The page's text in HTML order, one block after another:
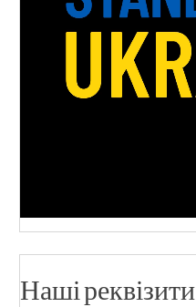
Наші реквізити